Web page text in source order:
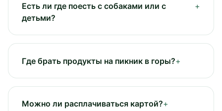
Есть ли где поесть с собаками или с
детьми?
Где брать продукты на пикник в горы?
Можно ли расплачиваться картой?